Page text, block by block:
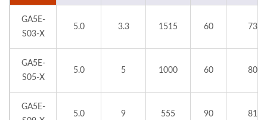
GA5E-
S03-X
5.0 3.3 1515 60 73
GA5E-
S05-X
5.0 5 1000 60 80
GA5E-
5.0 9 555 90 81